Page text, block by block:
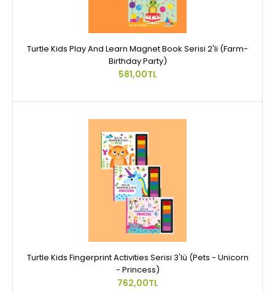
Turtle Kids Play And Learn Magnet Book Serisi 2'li (Farm-
Birthday Party)
581,00TL
Turtle Kids Fingerprint Activities Serisi 3'lü (Pets - Unicorn
- Princess)
762,00TL